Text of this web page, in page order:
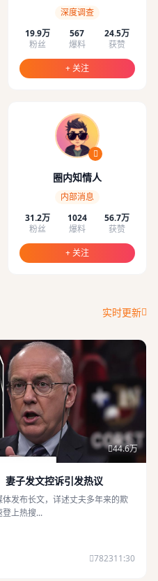
深度调查
19.9万
粉丝
567
爆料
24.5万
获赞
+ 关注
圈内知情人
内部消息
31.2万
粉丝
1024
爆料
56.7万
获赞
+ 关注
实时更新
44.6万
妻子发文控诉引发热议
发布长文，详述丈夫多年来的欺
上热搜...
782311:30